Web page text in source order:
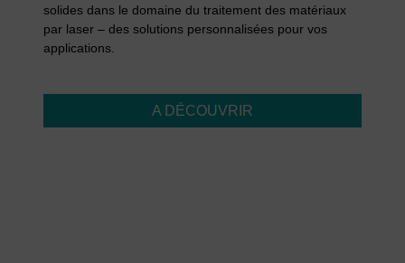
solides dans le domaine du traitement des matériaux
par laser – des solutions personnalisées pour vos
applications.
A DÉCOUVRIR